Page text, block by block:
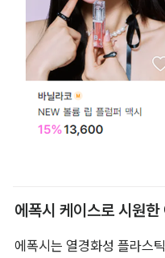
따른 5가지 색상 옵션으로